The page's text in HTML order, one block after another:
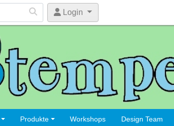
Login
Produkte Workshops Design Team